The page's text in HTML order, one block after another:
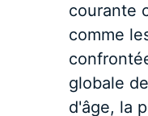
courante
comme
globale
d'âge, la